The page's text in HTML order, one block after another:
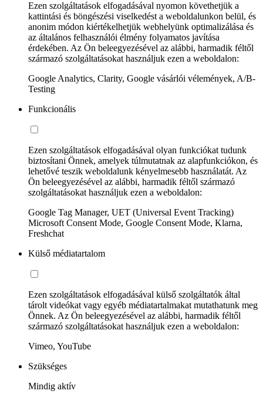
Ezen szolgáltatások elfogadásával nyomon követhetjük a
kattintási és böngészési viselkedést a weboldalunkon belül, és
anonim módon kiértékelhetjük webhelyünk optimalizálása és
az általános felhasználói élmény folyamatos javítása
érdekében. Az Ön beleegyezésével az alábbi, harmadik féltől
származó szolgáltatásokat használjuk ezen a weboldalon:
Google Analytics, Clarity, Google vásárlói vélemények, A/B-
Testing
Funkcionális
Ezen szolgáltatások elfogadásával olyan funkciókat tudunk
biztosítani Önnek, amelyek túlmutatnak az alapfunkciókon, és
lehetővé teszik weboldalunk kényelmesebb használatát. Az
Ön beleegyezésével az alábbi, harmadik féltől származó
szolgáltatásokat használjuk ezen a weboldalon:
Google Tag Manager, UET (Universal Event Tracking)
Microsoft Consent Mode, Google Consent Mode, Klarna,
Freshchat
Külső médiatartalom
Ezen szolgáltatások elfogadásával külső szolgáltatók által
tárolt videókat vagy egyéb médiatartalmakat mutathatunk meg
Önnek. Az Ön beleegyezésével az alábbi, harmadik féltől
származó szolgáltatásokat használjuk ezen a weboldalon:
Vimeo, YouTube
Szükséges
Mindig aktív